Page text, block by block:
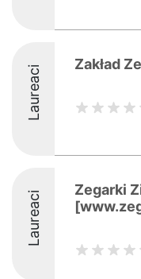
Laureaci Zakład
Laureaci
Zegarki